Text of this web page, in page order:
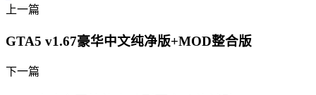
上一篇
GTA5 v1.67豪华中文纯净版+MOD整合版
下一篇